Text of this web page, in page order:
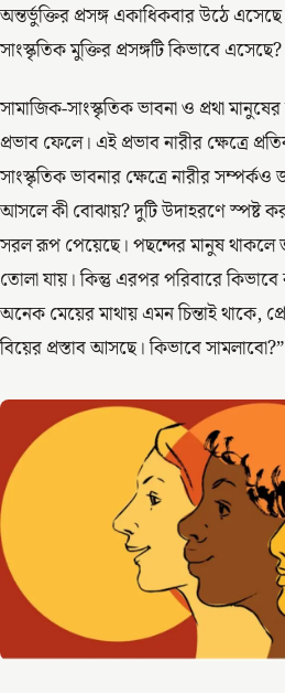
অন্তর্ভুক্তির প্রসঙ্গ একাধিকবার উঠে
সাংস্কৃতিক মুক্তির প্রসঙ্গটি কিভাবে এসেছে?
সামাজিক-সাংস্কৃতিক ভাবনা ও প্রথা
প্রভাব ফেলে। এই প্রভাব নারীর ক্ষেত্রে
সাংস্কৃতিক ভাবনার ক্ষেত্রে নারীর
আসলে কী বোঝায়? দুটি উদাহরণে স্পষ্ট
সরল রূপ পেয়েছে। পছন্দের মানুষ থাকলে
তোলা যায়। কিন্তু এরপর পরিবারে
অনেক মেয়ের মাথায় এমন চিন্তাই থাকে,
বিয়ের প্রস্তাব আসছে। কিভাবে সামলাবো?”